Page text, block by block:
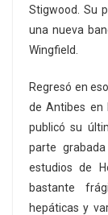
Stigwood. Su
una nueva
Wingfield.
Regresó en
de Antibes en
publicó su
parte
estudios de
bastante
hepáticas y